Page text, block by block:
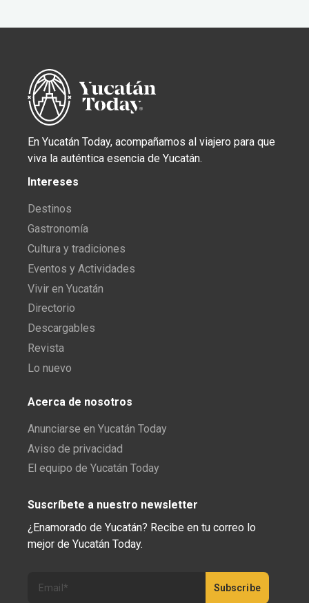
En Yucatán Today, acompañamos al viajero para que
viva la auténtica esencia de Yucatán.
Intereses
Destinos
Gastronomía
Cultura y tradiciones
Eventos y Actividades
Vivir en Yucatán
Directorio
Descargables
Revista
Lo nuevo
Acerca de nosotros
Anunciarse en Yucatán Today
Aviso de privacidad
El equipo de Yucatán Today
Suscríbete a nuestro newsletter
¿Enamorado de Yucatán? Recibe en tu correo lo
mejor de Yucatán Today.